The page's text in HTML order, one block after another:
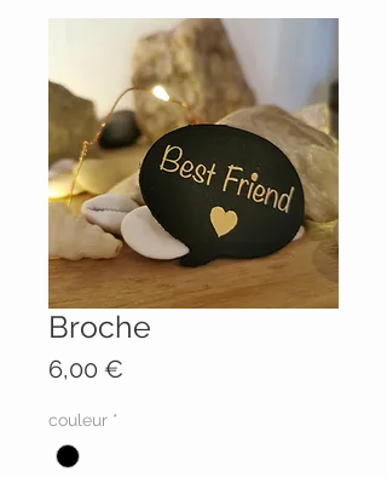
Broche
6,00 €
couleur *